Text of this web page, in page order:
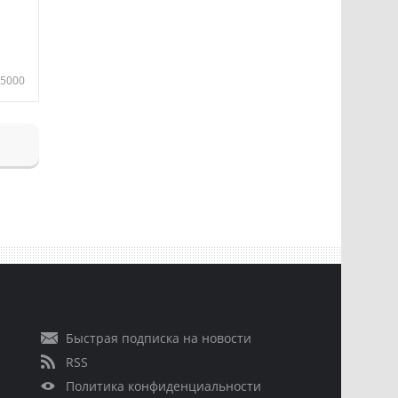
5000
Быстрая подписка на новости
RSS
Политика конфиденциальности